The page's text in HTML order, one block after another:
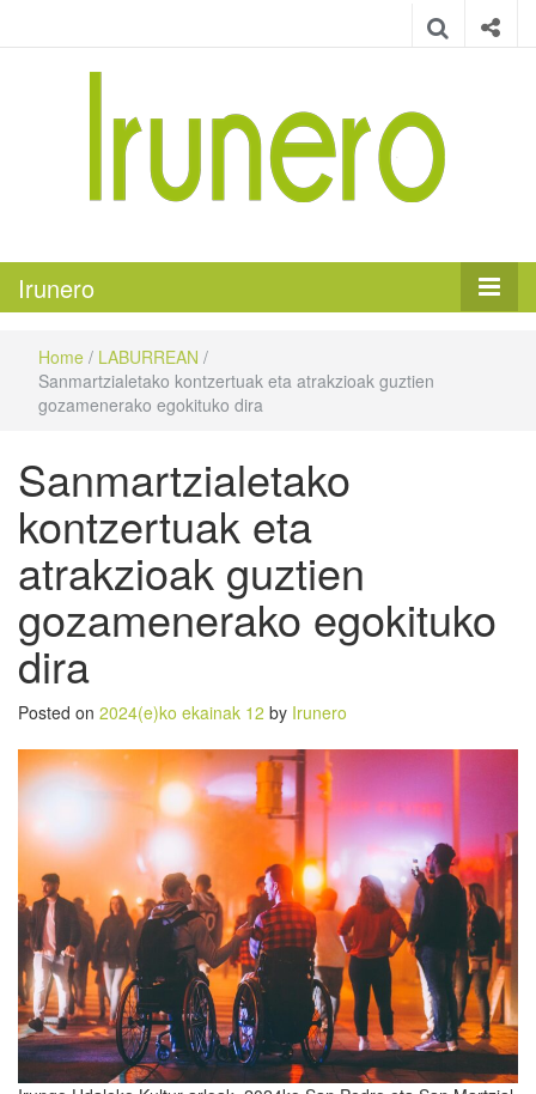
Irunero
Home / LABURREAN /
Sanmartzialetako kontzertuak eta atrakzioak guztien
gozamenerako egokituko dira
Sanmartzialetako
kontzertuak eta
atrakzioak guztien
gozamenerako egokituko
dira
Posted on 2024(e)ko ekainak 12 by Irunero